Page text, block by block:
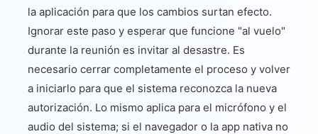
la aplicación para que los cambios surtan efecto.
Ignorar este paso y esperar que funcione "al vuelo"
durante la reunión es invitar al desastre. Es
necesario cerrar completamente el proceso y volver
a iniciarlo para que el sistema reconozca la nueva
autorización. Lo mismo aplica para el micrófono y el
audio del sistema; si el navegador o la app nativa no